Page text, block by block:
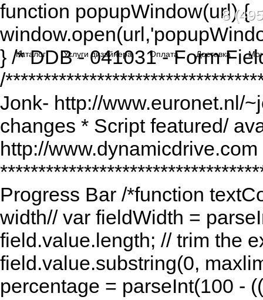
function popupWindow(url) {
} /* DDB - 041031 - Form
/
Jonk- http://www.euronet.nl/
changes * Script featured/
http://
Progress Bar /*function
width// var fieldWidth =
field.value.length; // trim the
field.value.substring(0,
percentage = parseInt(100 -
8
Каталог Услуги дизайнера Оплата Доставка